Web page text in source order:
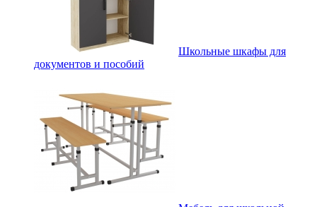
Школьные шкафы для
документов и пособий